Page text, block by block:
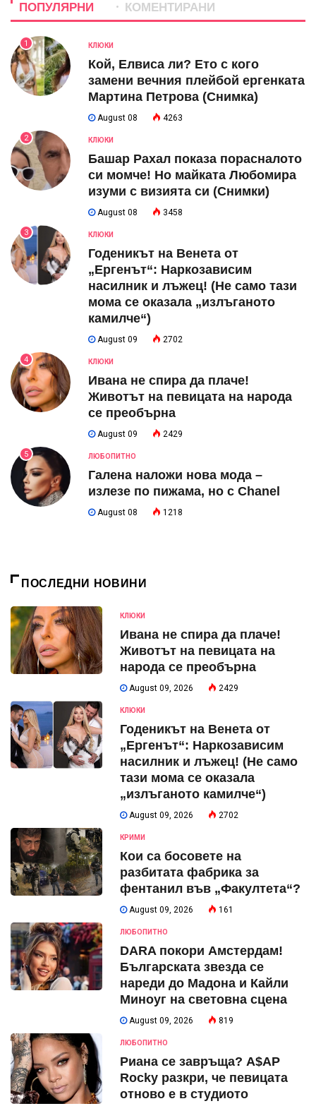
ПОПУЛЯРНИ КОМЕНТИРАНИ
1 КЛЮКИ
Кой, Елвиса ли? Ето с кого
замени вечния плейбой ергенката
Мартина Петрова (Снимка)
August 08 4263
2 КЛЮКИ
Башар Рахал показа порасналото
си момче! Но майката Любомира
изуми с визията си (Снимки)
August 08 3458
3 КЛЮКИ
Годеникът на Венета от
„Ергенът“: Наркозависим
насилник и лъжец! (Не само тази
мома се оказала „излъганото
камилче“)
August 09 2702
4 КЛЮКИ
Ивана не спира да плаче!
Животът на певицата на народа
се преобърна
August 09 2429
5 ЛЮБОПИТНО
Галена наложи нова мода –
излезе по пижама, но с Chanel
August 08 1218
ПОСЛЕДНИ НОВИНИ
КЛЮКИ
Ивана не спира да плаче!
Животът на певицата на
народа се преобърна
August 09, 2026 2429
КЛЮКИ
Годеникът на Венета от
„Ергенът“: Наркозависим
насилник и лъжец! (Не само
тази мома се оказала
„излъганото камилче“)
August 09, 2026 2702
КРИМИ
Кои са босовете на
разбитата фабрика за
фентанил във „Факултета“?
August 09, 2026 161
ЛЮБОПИТНО
DARA покори Амстердам!
Българската звезда се
нареди до Мадона и Кайли
Миноуг на световна сцена
August 09, 2026 819
ЛЮБОПИТНО
Риана се завръща? A$AP
Rocky разкри, че певицата
отново е в студиото